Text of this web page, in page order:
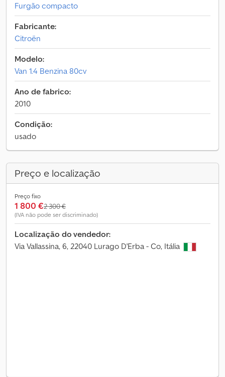
Furgão compacto
Fabricante:
Citroën
Modelo:
Van 1.4 Benzina 80cv
Ano de fabrico:
2010
Condição:
usado
Preço e localização
Preço fixo
1 800 €2 300 €
(IVA não pode ser discriminado)
Localização do vendedor:
Via Vallassina, 6, 22040 Lurago D'Erba - Co, Itália